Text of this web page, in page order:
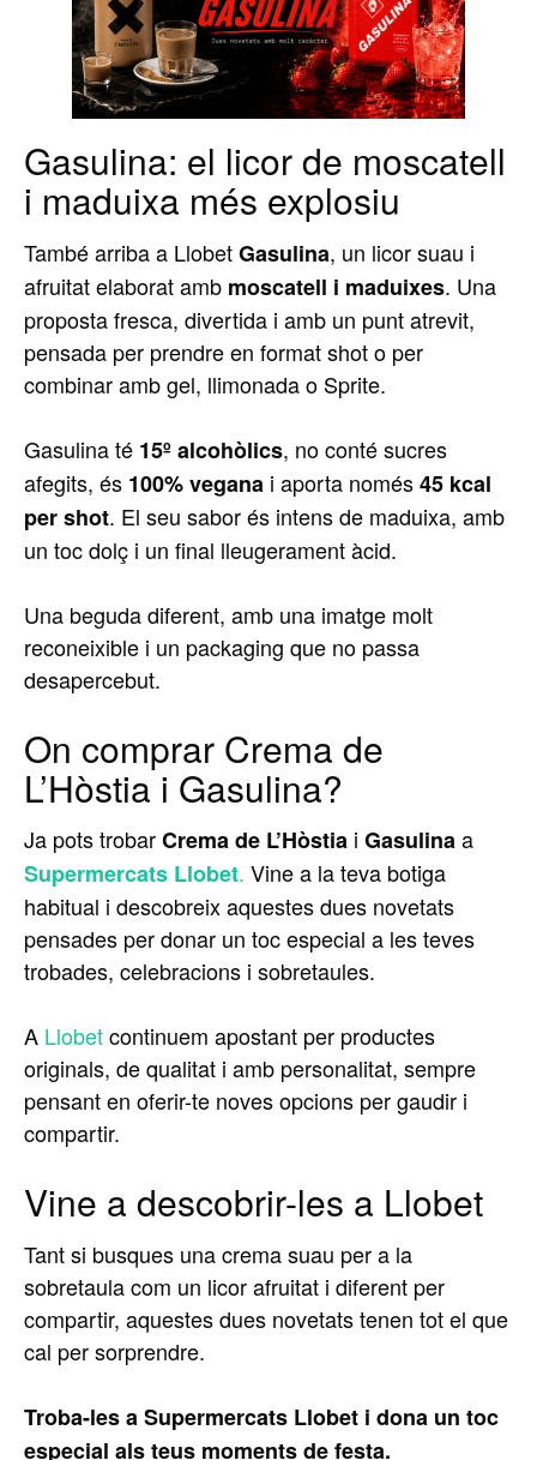
Gasulina: el licor de moscatell
i maduixa més explosiu
També arriba a LlobetGasulina, un licor suau i
afruitat elaborat amb moscatell i maduixes. Una
proposta fresca, divertida i amb un punt atrevit,
pensada per prendre en format shot o per
combinar amb gel, llimonada o Sprite.
Gasulina té 15º alcohòlics, no conté sucres
afegits, és 100% vegana i aporta només45 kcal
per shot. El seu sabor és intens de maduixa, amb
un toc dolç i un final lleugerament àcid.
Una beguda diferent, amb una imatge molt
reconeixible i un packaging que no passa
desapercebut.
On comprar Crema de
L’Hòstia i Gasulina?
Ja pots trobarCrema de L’Hòstia i Gasulinaa
Supermercats Llobet. Vine a la teva botiga
habitual i descobreix aquestes dues novetats
pensades per donar un toc especial a les teves
trobades, celebracions i sobretaules.
A Llobetcontinuem apostant per productes
originals, de qualitat i amb personalitat, sempre
pensant en oferir-te noves opcions per gaudir i
compartir.
Vine a descobrir-les a Llobet
Tant si busques una crema suau per a la
sobretaula com un licor afruitat i diferent per
compartir, aquestes dues novetats tenen tot el que
cal per sorprendre.
Troba-les a Supermercats Llobet i dona un toc
especial als teus moments de festa.